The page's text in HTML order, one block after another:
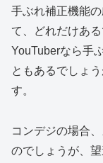
手ぶれ補正機能
て、どれだけあ
YouTuberなら手
ともあるでしょ
す。
コンデジの場合
のでしょうが、